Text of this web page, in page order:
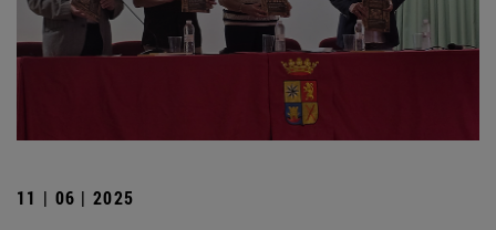
11 | 06 | 2025